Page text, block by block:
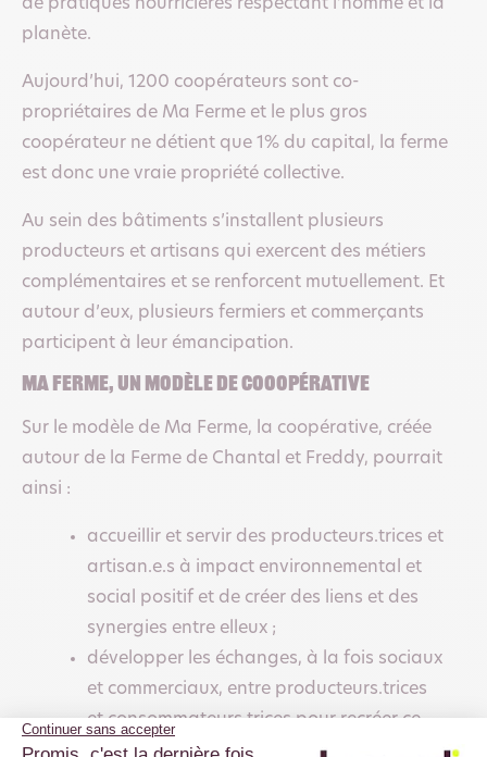
de pratiques nourricières respectant l’homme et la
planète.
Aujourd’hui, 1200 coopérateurs sont co-
propriétaires de Ma Ferme et le plus gros
coopérateur ne détient que 1% du capital, la ferme
est donc une vraie propriété collective.
Au sein des bâtiments s’installent plusieurs
producteurs et artisans qui exercent des métiers
complémentaires et se renforcent mutuellement. Et
autour d’eux, plusieurs fermiers et commerçants
participent à leur émancipation.
Ma Ferme, un modèle de cooopérative
Sur le modèle de Ma Ferme, la coopérative, créée
autour de la Ferme de Chantal et Freddy, pourrait
ainsi :
accueillir et servir des producteurs.trices et
artisan.e.s à impact environnemental et
social positif et de créer des liens et des
synergies entre elleux ;
développer les échanges, à la fois sociaux
et commerciaux, entre producteurs.trices
et consommateurs.trices pour recréer ce
lien perdu et permettent à chacun.e de